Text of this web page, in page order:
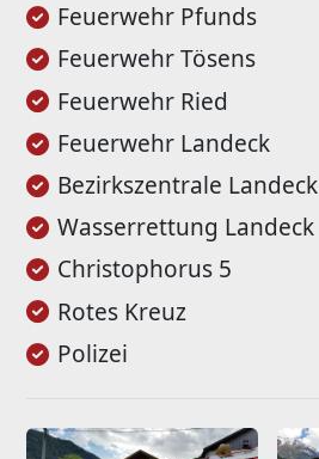
Feuerwehr Pfunds
Feuerwehr Tösens
Feuerwehr Ried
Feuerwehr Landeck
Bezirkszentrale Landeck
Wasserrettung Landeck
Christophorus 5
Rotes Kreuz
Polizei